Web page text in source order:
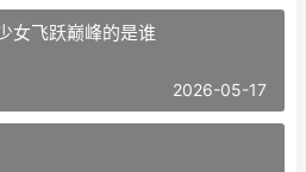
女飞跃巅峰的是谁
2026-05-17